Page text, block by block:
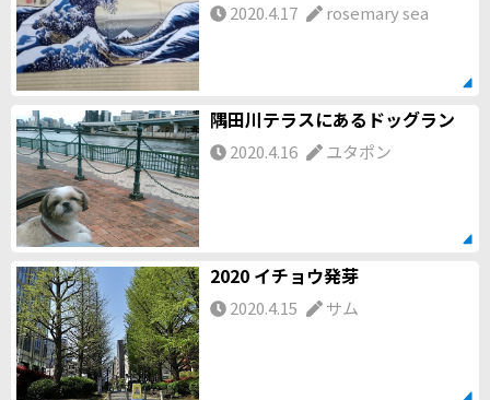
2020.4.17 rosemary sea
隅田川テラスにあるドッグラン
2020.4.16 ユタポン
2020 イチョウ発芽
2020.4.15 サム